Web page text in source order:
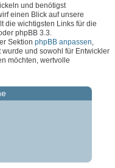
und benötigst
einen Blick auf unsere
die wichtigsten Links für die
phpBB 3.3.
Sektion phpBB anpassen
und sowohl für Entwickler
möchten, wertvolle